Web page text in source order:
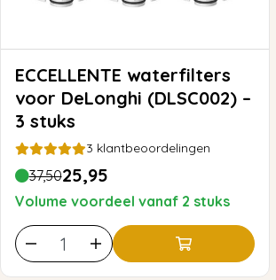
ECCELLENTE waterfilters
voor DeLonghi (DLSC002) –
3 stuks
3 klantbeoordelingen
37,5025,95
Volume voordeel vanaf 2 stuks